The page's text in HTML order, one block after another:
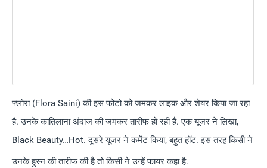
फ्लोरा (Flora Saini) की इस फोटो को जमकर लाइक और शेयर किया जा रहा
है. उनके कातिलाना अंदाज की जमकर तारीफ हो रही है. एक यूजर ने लिखा,
Black Beauty…Hot. दूसरे यूजर ने कमेंट किया, बहुत हॉट. इस तरह किसी ने
उनके हुस्न की तारीफ की है तो किसी ने उन्हें फायर कहा है.